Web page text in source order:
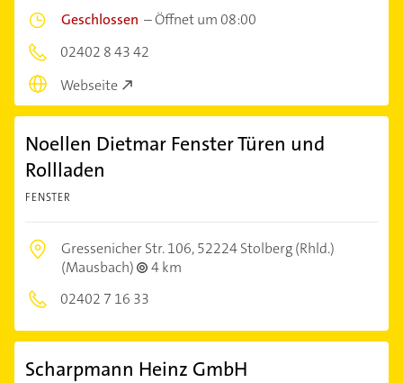
Geschlossen –Öffnet um 08:00
02402 8 43 42
Webseite
Noellen Dietmar Fenster Türen und
Rollladen
FENSTER
Gressenicher Str. 106,52224 Stolberg (Rhld.)
(Mausbach)
4 km
02402 7 16 33
Scharpmann Heinz GmbH